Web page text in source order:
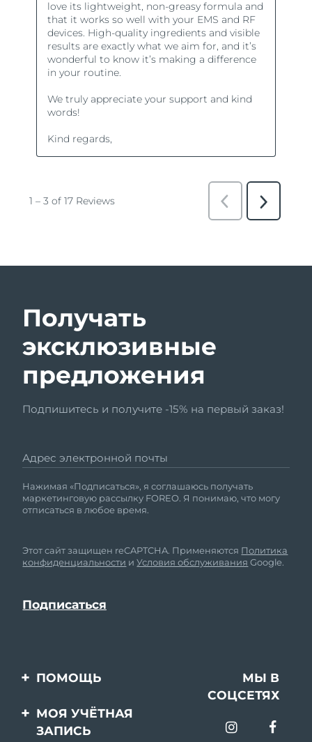
Получать
эксклюзивные
предложения
Подпишитесь и получите -15% на первый заказ!
Адрес электронной почты
Нажимая «Подписаться», я соглашаюсь получать
маркетинговую рассылку FOREO. Я понимаю, что могу
отписаться в любое время.
Этот сайт защищен reCAPTCHA. Применяются Политика
конфиденциальности иУсловия обслуживания Google.
ПОМОЩЬ
Свяжитесь с нами
Заказ и доставка
МЫ В
СОЦСЕТЯХ
МОЯ УЧЁТНАЯ
ЗАПИСЬ